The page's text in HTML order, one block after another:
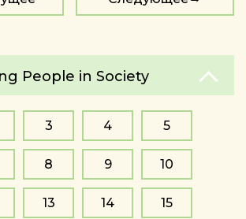
People in Society
3 4 5
8 9 10
13 14 15